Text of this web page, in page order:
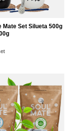
Mate Set Silueta 500g